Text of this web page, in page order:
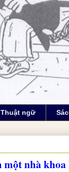
Thuật ngữ
nhà